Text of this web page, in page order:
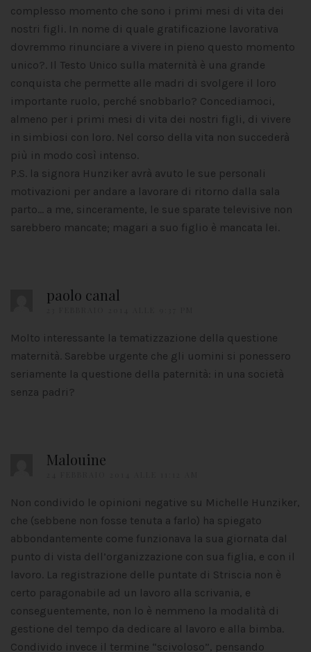
complesso momento che sono i primi mesi di vita dei
nostri figli. In nome di quale gratificazione lavorativa
dovremmo rinunciare a vivere in pieno questo momento
unico?. Il Testo Unico sulla maternità è una grande
conquista che permette alle madri di svolgere il loro
importante ruolo, perché snobbarlo? Concediamoci,
almeno per i primi mesi di vita dei nostri figli, di vivere
in simbiosi con loro. Nel corso della vita non succederà
più in modo così intenso.
P.S. la signora Hunziker avrà avuto le sue personali
motivazioni per andare a lavorare di ritorno dalla sala
parto… a me, sinceramente, le sue sparate televisive non
sarebbero mancate; magari a suo figlio è mancata lei.
paolo canal
Molto interessante la tematizzazione della questione
maternità. Sarebbe urgente che gli uomini si ponessero
seriamente la questione della paternità: in una società
senza padri?
Malouine
Non condivido le opinioni negative su Michelle Hunziker,
che (sebbene non fosse tenuta a farlo) ha spiegato
abbondantemente come funzionava la sua giornata dal
punto di vista dell’organizzazione con sua figlia, e con il
lavoro. La registrazione delle puntate di Striscia non è
certo paragonabile ad un lavoro alla scrivania, e
conseguentemente, non lo è nemmeno la modalità di
gestione del tempo da dedicare al lavoro e alla bimba.
Condivido invece il termine “scivoloso”, pensando